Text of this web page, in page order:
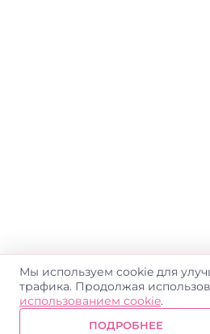
Мы используем cookie для
трафика. Продолжая
использованием cookie.
ПОДРОБНЕЕ